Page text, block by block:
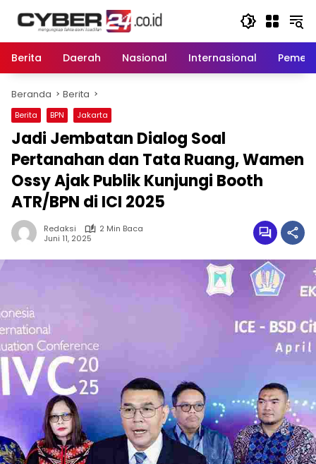
Berita
Daerah Nasional Internasional
Beranda Berita
Berita BPN Jakarta
Jadi Jembatan Dialog Soal
Pertanahan dan Tata Ruang, Wamen
Ossy Ajak Publik Kunjungi Booth
ATR/BPN di ICI 2025
Redaksi
2 Min Baca
Juni 11, 2025